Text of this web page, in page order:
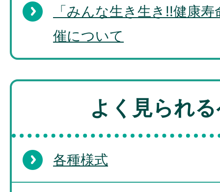
「みんな生き生き!!健康
催について
よく見られ
各種様式